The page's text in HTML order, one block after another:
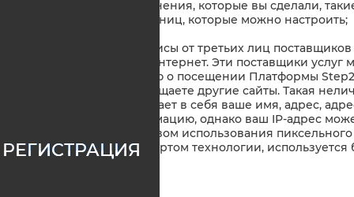
РЕГИСТРАЦИЯ
чтобы запомнить изменения, которые вы сделали,
других частей веб-страниц, которые можно настроить;
c) мы используем сервисы от третьих лиц
нашего имени через Интернет. Эти поставщики услуг
неличную информацию о посещении Платформы
в то время, как вы посещаете другие сайты. Такая
анонимной и не включает в себя ваше имя, адрес,
другую личную информацию, однако ваш IP-адрес
информации посредством использования пиксельного
промышленным стандартом технологии, используется